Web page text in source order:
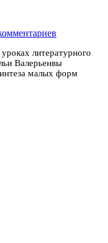
литературного
Валерьенвы
малых форм